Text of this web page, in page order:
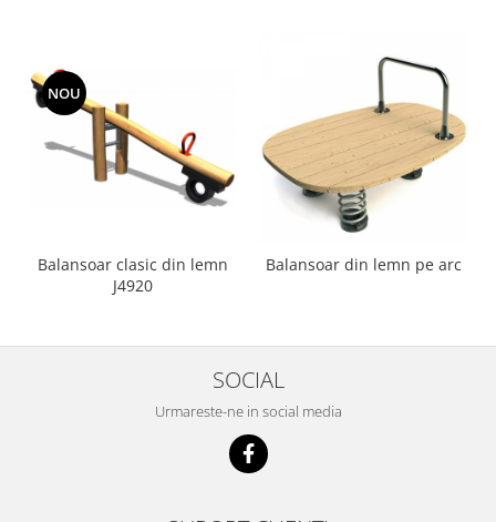
NOU
Balansoar clasic din lemn
J4920
Balansoar din lemn pe arc
SOCIAL
Urmareste-ne in social media